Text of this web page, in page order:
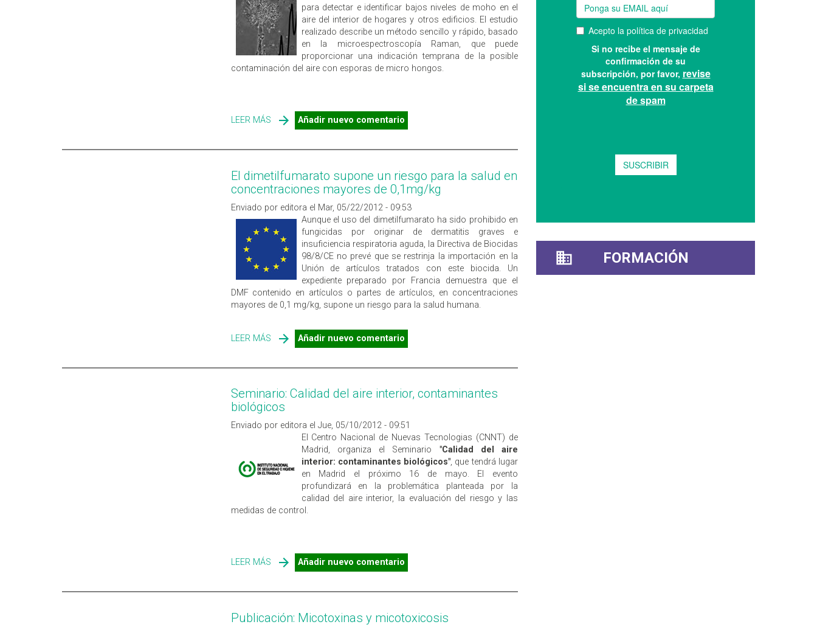
para detectar e identificar bajos niveles de moho en el
aire del interior de hogares y otros edificios. El estudio
realizado describe un método sencillo y rápido, basado
en la microespectroscopía Raman, que puede
proporcionar una indicación temprana de la posible
contaminación del aire con esporas de micro hongos.
LEER MÁS SOBRE NUEVA TÉCNICA PARA DETECTAR LA CONTAMINACIÓN
DEL AIRE INTERIOR POR MOHO
Añadir nuevo comentario
El dimetilfumarato supone un riesgo para la salud en
concentraciones mayores de 0,1mg/kg
Enviado por editora el Mar, 05/22/2012 - 09:53
Aunque el uso del dimetilfumarato ha sido prohibido en
fungicidas por originar de dermatitis graves e
insuficiencia respiratoria aguda, la Directiva de Biocidas
98/8/CE no prevé que se restrinja la importación en la
Unión de artículos tratados con este biocida. Un
expediente preparado por Francia demuestra que el
DMF con­tenido en artículos o partes de artículos, en concentra­ciones
mayores de 0,1 mg/kg, supone un riesgo para la salud humana.
LEER MÁS SOBRE EL DIMETILFUMARATO SUPONE UN RIESGO PARA LA
SALUD EN CONCENTRACIONES MAYORES DE 0,1MG/KG
Añadir nuevo comentario
Seminario: Calidad del aire interior, contaminantes
biológicos
Enviado por editora el Jue, 05/10/2012 - 09:51
El Centro Nacional de Nuevas Tecnologias (CNNT) de
Madrid, organiza el Seminario "Calidad del aire
interior: contaminantes biológicos", que tendrá lugar
en Madrid el próximo 16 de mayo. El evento
profundizará en la problemática planteada por la
calidad del aire interior, la evaluación del riesgo y las
medidas de control.
LEER MÁS SOBRE SEMINARIO: CALIDAD DEL AIRE INTERIOR,
CONTAMINANTES BIOLÓGICOS
Añadir nuevo comentario
Publicación: Micotoxinas y micotoxicosis
FORMACIÓN